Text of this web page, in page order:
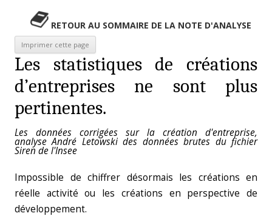
RETOUR AU SOMMAIRE DE LA NOTE D'ANALYSE
Les statistiques de créations
d’entreprises ne sont plus
pertinentes.
Les données corrigées sur la création d'entreprise,
analyse André Letowski des données brutes du fichier
Siren de l'Insee
Impossible de chiffrer désormais les créations en
réelle activité ou les créations en perspective de
développement.